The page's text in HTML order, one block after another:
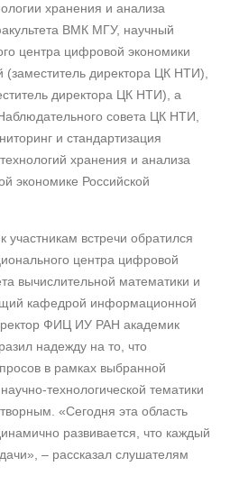
хранения и анализа
ВМК МГУ, научный
центра цифровой экономики
директора ЦК НТИ),
директора ЦК НТИ), а
совета ЦК НТИ,
и стандартизация
хранения и анализа
экономике Российской
встречи обратился
центра цифровой
вычислительной математики и
кафедрой информационной
ФИЦ ИУ РАН академик
надежду на то, что
в рамках выбранной
технологической тематики
«Сегодня эта область
развивается, что каждый
‒ рассказал слушателям